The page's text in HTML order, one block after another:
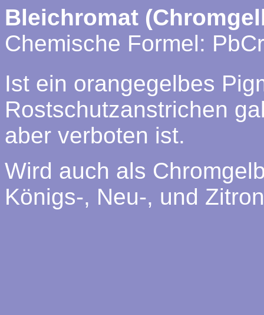
Bleichromat
Chemische Formel:
Ist ein orangegelbes
Rostschutzanstrichen
aber verboten ist.
Wird auch als
Königs-, Neu-, und